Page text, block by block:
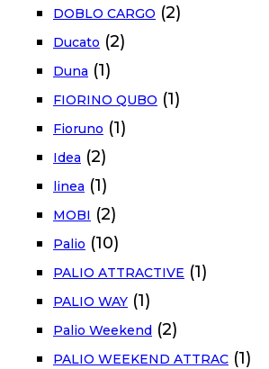
DOBLO CARGO (2)
Ducato (2)
Duna (1)
FIORINO QUBO (1)
Fioruno (1)
Idea (2)
linea (1)
MOBI (2)
Palio (10)
PALIO ATTRACTIVE (1)
PALIO WAY (1)
Palio Weekend (2)
PALIO WEEKEND ATTRAC (1)